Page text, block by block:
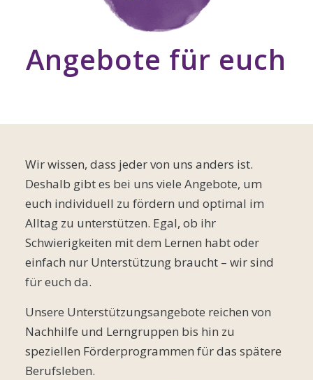
Angebote für euch
Wir wissen, dass jeder von uns anders ist.
Deshalb gibt es bei uns viele Angebote, um
euch individuell zu fördern und optimal im
Alltag zu unterstützen. Egal, ob ihr
Schwierigkeiten mit dem Lernen habt oder
einfach nur Unterstützung braucht – wir sind
für euch da.
Unsere Unterstützungsangebote reichen von
Nachhilfe und Lerngruppen bis hin zu
speziellen Förderprogrammen für das spätere
Berufsleben.